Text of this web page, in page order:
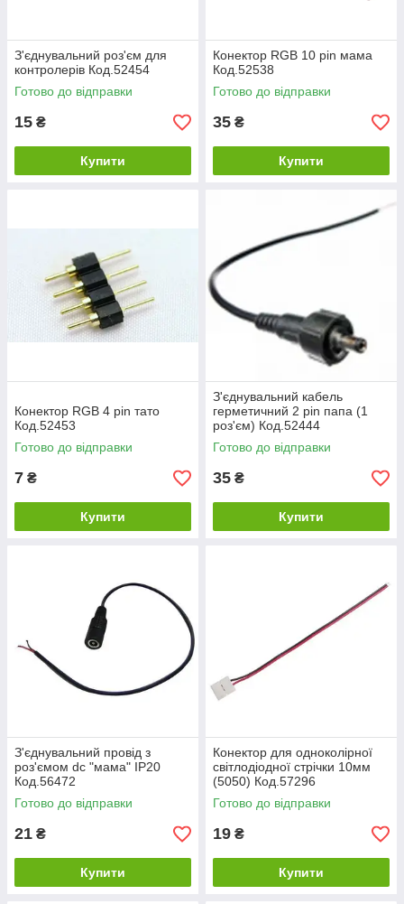
З'єднувальний роз'єм для
контролерів Код.52454
Готово до відправки
15 ₴
Купити
Конектор RGB 10 pin мама
Код.52538
Готово до відправки
35 ₴
Купити
Конектор RGB 4 pin тато
Код.52453
Готово до відправки
7 ₴
Купити
З'єднувальний кабель
герметичний 2 pin папа (1
роз'єм) Код.52444
Готово до відправки
35 ₴
Купити
З'єднувальний провід з
роз'ємом dc "мама" IP20
Код.56472
Готово до відправки
21 ₴
Купити
Конектор для одноколірної
світлодіодної стрічки 10мм
(5050) Код.57296
Готово до відправки
19 ₴
Купити